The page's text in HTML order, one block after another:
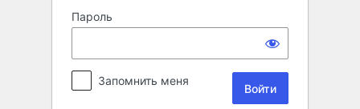
Пароль
Запомнить меня